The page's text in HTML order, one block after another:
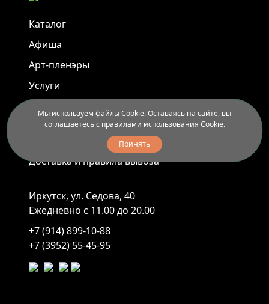
Каталог
Афиша
Арт-пленэры
Услуги
Новости
Доставка и правила вывоза
Иркутск, ул. Седова, 40
Ежедневно с 11.00 до 20.00
+7 (914) 899-10-88
+7 (3952) 55-45-95
Мы используем файлы Cookie. Оставаясь на сайте, вы
соглашаетесь с правилами использования Cookie.
Принять